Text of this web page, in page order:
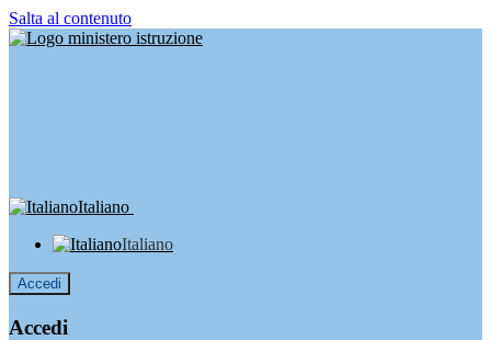
Salta al contenuto
Italiano
Italiano
Accedi
Accedi